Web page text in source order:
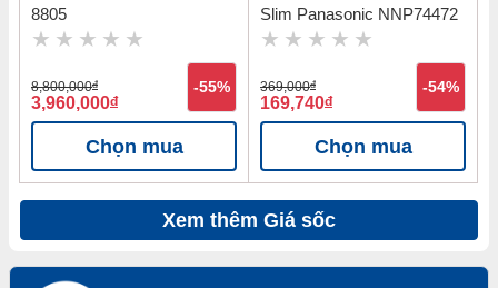
8805
8,800,000đ
3,960,000đ
-55%
Chọn mua
Slim Panasonic NNP74472
369,000đ
169,740đ
-54%
Chọn mua
Xem thêm Giá sốc